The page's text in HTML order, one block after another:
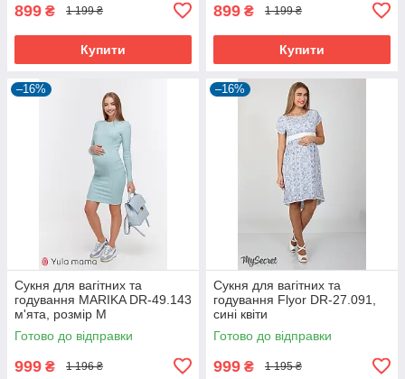
899 ₴ 1 199 ₴
Купити
899 ₴ 1 199 ₴
Купити
–16%
Сукня для вагітних та
годування MARIKA DR-49.143
м'ята, розмір М
Готово до відправки
999 ₴ 1 196 ₴
–16%
Сукня для вагітних та
годування Flyor DR-27.091,
сині квіти
Готово до відправки
999 ₴ 1 195 ₴